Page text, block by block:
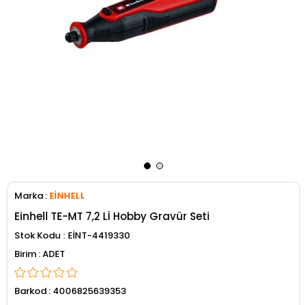
Marka : EİNHELL
Einhell TE-MT 7,2 Lİ Hobby Gravür Seti
Stok Kodu
EİNT-4419330
ADET
Barkod : 4006825639353